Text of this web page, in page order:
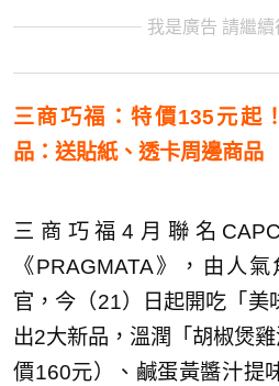
我是廣告 請繼續
三商巧福：特價135元起
品：送貼紙、透卡周邊商品
三商巧福4月聯名
《PRAGMATA》，由人
官，今（21）日起開吃「美
出2大新品，溫潤「胡椒煲
價160元）、鹹蛋黃醬汁提